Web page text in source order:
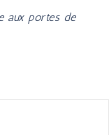
aux portes de